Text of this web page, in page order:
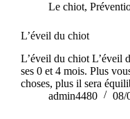
Le chiot,
L’éveil du chiot
L’éveil du chiot L’éveil
ses 0 et 4 mois. Plus
choses, plus il sera
admin4480
08/